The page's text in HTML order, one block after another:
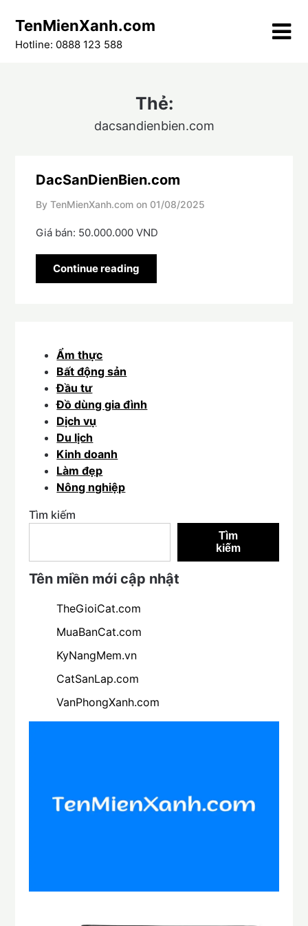
content
TenMienXanh.com
Hotline: 0888 123 588
Thẻ:
dacsandienbien.com
DacSanDienBien.com
By TenMienXanh.com on 01/08/2025
Giá bán: 50.000.000 VND
Continue reading
Ẩm thực
Bất động sản
Đầu tư
Đồ dùng gia đình
Dịch vụ
Du lịch
Kinh doanh
Làm đẹp
Nông nghiệp
Tìm kiếm
Tìm
kiếm
Tên miền mới cập nhật
TheGioiCat.com
MuaBanCat.com
KyNangMem.vn
CatSanLap.com
VanPhongXanh.com